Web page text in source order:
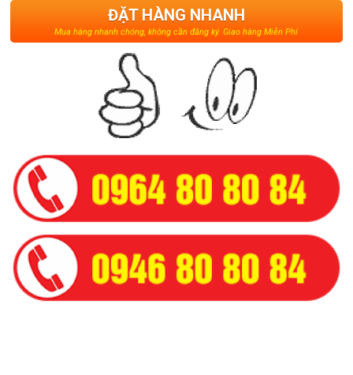
ĐẶT HÀNG NHANH
Mua hàng nhanh chóng, không cần đăng ký. Giao hàng Miễn Phí